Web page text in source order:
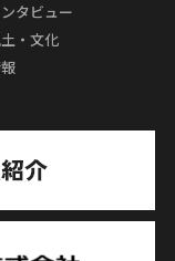
タビュー
・文化